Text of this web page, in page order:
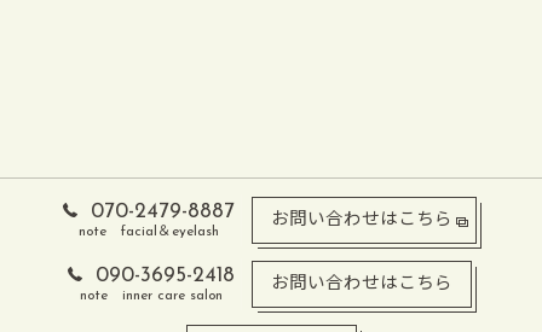
070-2479-8887
note facial＆eyelash
お問い合わせはこちら
090-3695-2418
note inner care salon
お問い合わせはこちら